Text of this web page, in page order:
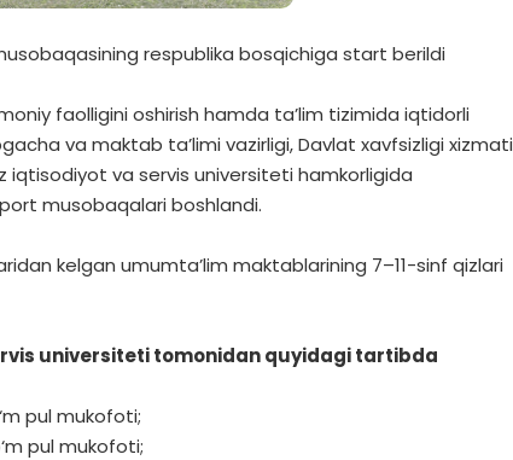
respublika bosqichiga start berildi
faolligini oshirish hamda ta’lim tizimida iqtidorli
va maktab ta’limi vazirligi, Davlat xavfsizligi xizmati
iqtisodiyot va servis universiteti hamkorligida
musobaqalari boshlandi.
kelgan umumta’lim maktablarining 7–11-sinf qizlari
universiteti tomonidan quyidagi tartibda
pul mukofoti;
pul mukofoti;